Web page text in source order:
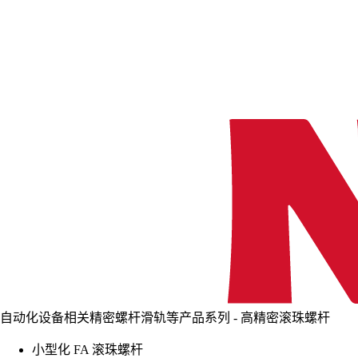
自动化设备相关精密螺杆滑轨等产品系列 - 高精密滚珠螺杆
小型化 FA 滚珠螺杆